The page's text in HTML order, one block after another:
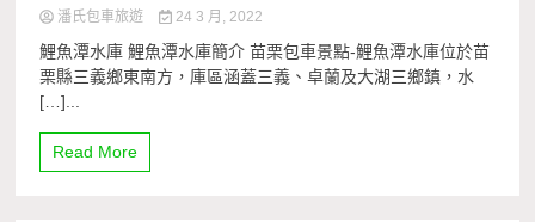
潘氏包車旅遊 24 3 月, 2022
鯉魚潭水庫 鯉魚潭水庫簡介 苗栗包車景點-鯉魚潭水庫位於苗
栗縣三義鄉東南方，庫區涵蓋三義、卓蘭及大湖三鄉鎮，水
[…]...
Read More